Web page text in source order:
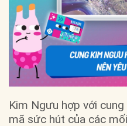
Kim Ngưu hợp với
mã sức hút của các